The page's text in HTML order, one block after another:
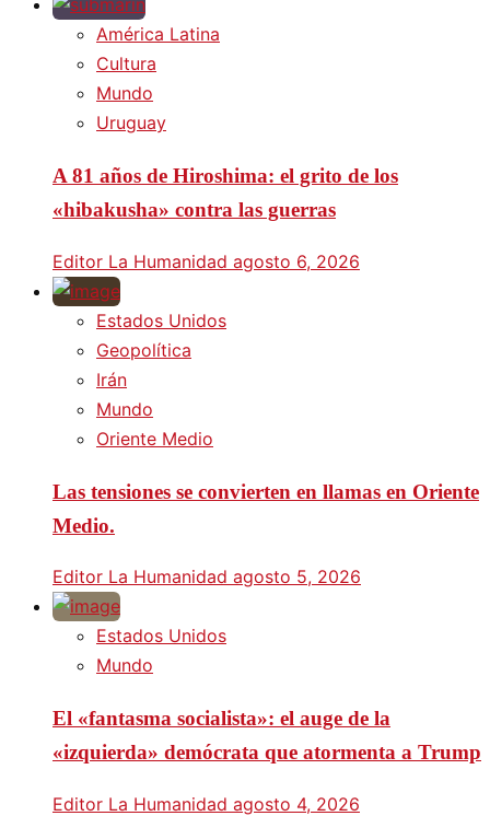
América Latina
Cultura
Mundo
Uruguay
A 81 años de Hiroshima: el grito de los
«hibakusha» contra las guerras
Editor La Humanidad agosto 6, 2026
Estados Unidos
Geopolítica
Irán
Mundo
Oriente Medio
Las tensiones se convierten en llamas en Oriente
Medio.
Editor La Humanidad agosto 5, 2026
Estados Unidos
Mundo
El «fantasma socialista»: el auge de la
«izquierda» demócrata que atormenta a Trump
Editor La Humanidad agosto 4, 2026